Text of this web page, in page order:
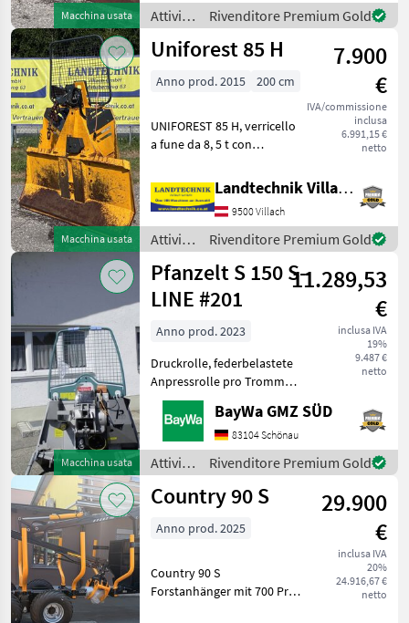
Macchina usata
210 cm, rullo di
avvolgimento della fune r
Attività
forestali
e
del
Holzknecht
Rivenditore Premium Gold
Macchina usata
Uniforest 85 H
7.900
€
IVA/commissione
inclusa
6.991,15 €
netto
Anno prod. 2015 200 cm
UNIFOREST 85 H, verricello
a fune da 8, 5 t con
puleggia di ingresso
superiore e inferiore,
espulsore della fune, fune
con gancio parallelo, scivol
Landtechnik Villach GmbH
9500 Villach
Attività
forestali
e
lavorazione
del
legno /
Rivenditore Premium Gold
Macchina usata
Pfanzelt S 150 S-
LINE #201
11.289,53
€
inclusa IVA
19%
9.487 €
netto
Anno prod. 2023
Druckrolle, federbelastete
Anpressrolle pro Trommel
MonoSpezial-Forstseil 10
mm 70 mRückeschild 1500
Seilausstoss
Hydromechanisch mit
Seilverteilu
BayWa GMZ SÜD
83104 Schönau
Attività
forestali
e
del
Pfanzelt
Rivenditore Premium Gold
Country 90 S
29.900
€
inclusa IVA
20%
24.916,67 €
netto
Anno prod. 2025
Country 90 S
Forstanhänger mit 700 Pro